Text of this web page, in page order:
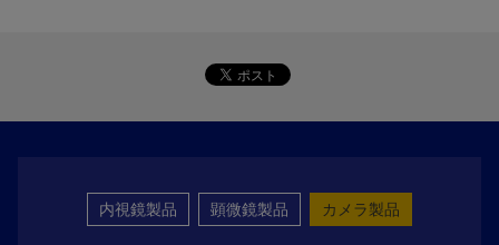
内視鏡製品 顕微鏡製品 カメラ製品